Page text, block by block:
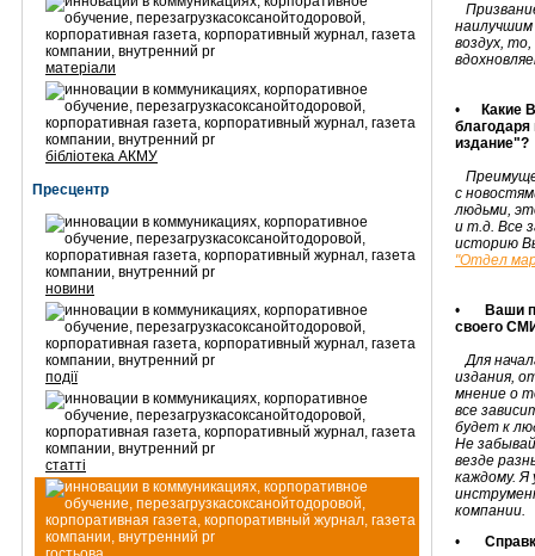
матеріали
бібліотека АКМУ
Пресцентр
новини
події
статті
воздух,
•
Какие
благодаря
издание"?
с
людьми,
и т.д. Все
историю
"Отдел
•
Ваши
своего
Для
издания,
мнение о
все
будет к
Не
везде
каждому. Я
компании.
•